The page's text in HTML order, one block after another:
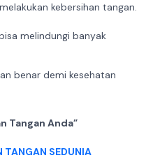
kebersihan tangan.
melindungi banyak
benar demi kesehatan
Tangan Anda”
TANGAN SEDUNIA